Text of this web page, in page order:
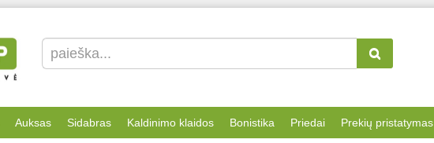
Auksas Sidabras Kaldinimo klaidos Bonistika Priedai Prekių pristatymas